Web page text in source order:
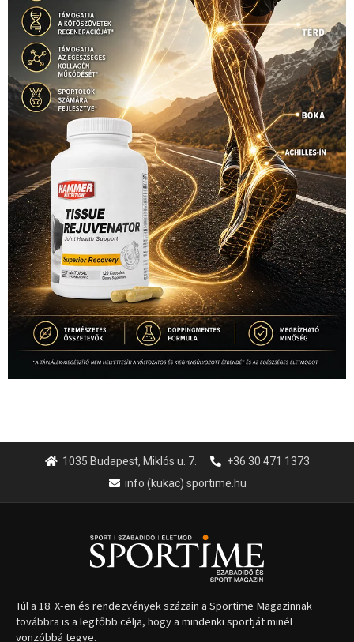
1035 Budapest, Miklós u. 7.
+36 30 471 1373
info (kukac) sportime.hu
Túl a 18. X-en és rendezvények százain a Sportime Magazinnak
továbbra is a legfőbb célja, hogy a mindenki sportját minél
vonzóbbá tegye.